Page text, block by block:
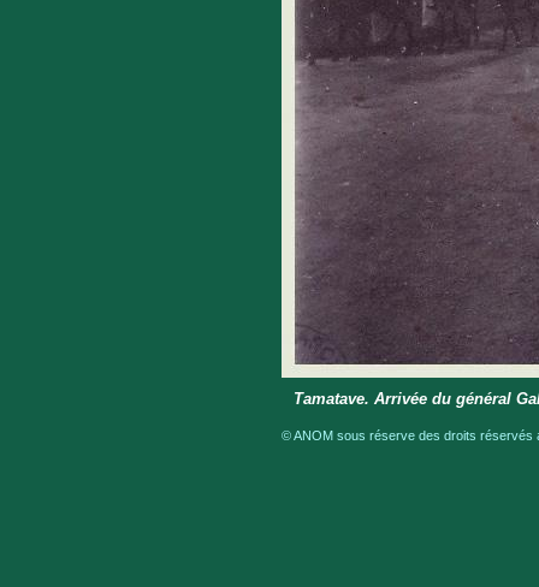
Tamatave. Arrivée du général
© ANOM sous réserve des droits réservés